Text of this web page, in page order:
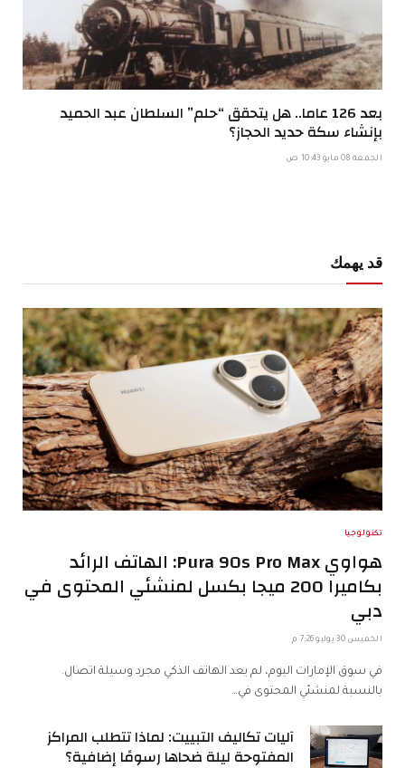
بعد 126 عاما.. هل يتحقق “حلم” السلطان عبد الحميد
بإنشاء سكة حديد الحجاز؟
الجمعة 08 مايو 10:43 ص
قد يهمك
تكنولوجيا
هواوي Pura 90s Pro Max: الهاتف الرائد
بكاميرا 200 ميجا بكسل لمنشئي المحتوى في
دبي
الخميس 30 يوليو 7:26 م
في سوق الإمارات اليوم، لم يعد الهاتف الذكي مجرد وسيلة اتصال.
بالنسبة لمنشئي المحتوى في…
آليات تكاليف التبييت: لماذا تتطلب المراكز
المفتوحة ليلة ضحاها رسومًا إضافية؟